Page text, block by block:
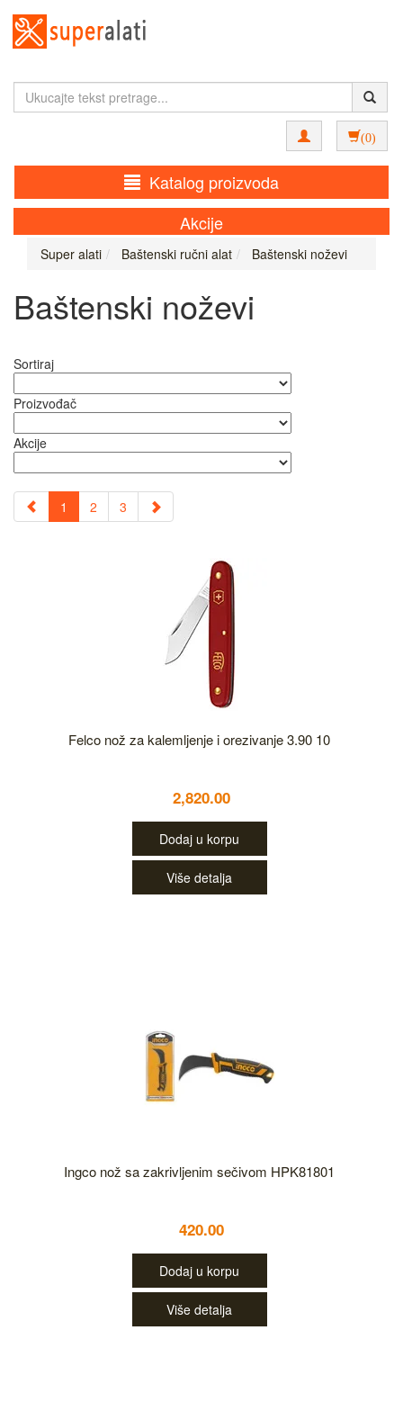
(0)
Katalog proizvoda
Akcije
Super alati Baštenski ručni alat Baštenski noževi
Baštenski noževi
Sortiraj
Proizvođač
Akcije
1 2 3
Felco nož za kalemljenje i orezivanje 3.90 10
2,820.00
Dodaj u korpu
Više detalja
Ingco nož sa zakrivljenim sečivom HPK81801
420.00
Dodaj u korpu
Više detalja